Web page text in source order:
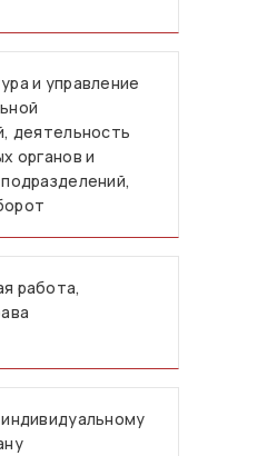
и управление
деятельность
органов и
работа,